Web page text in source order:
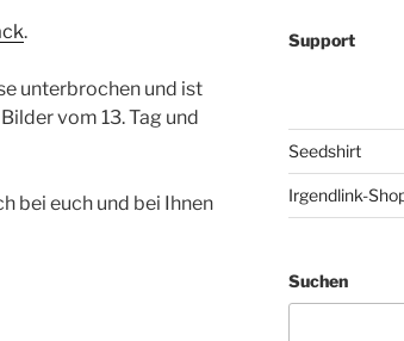
.
unterbrochen und ist
vom 13. Tag und
bei euch und bei Ihnen
Support
Seedshirt
Irgendlink-
Suchen